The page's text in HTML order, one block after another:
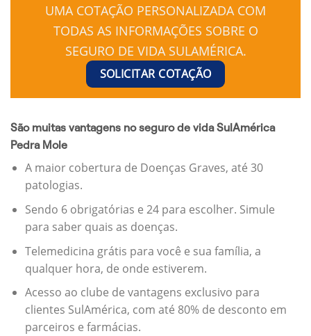
UMA COTAÇÃO PERSONALIZADA COM
TODAS AS INFORMAÇÕES SOBRE O
SEGURO DE VIDA SULAMÉRICA.
SOLICITAR COTAÇÃO
São muitas vantagens no seguro de vida SulAmérica
Pedra Mole
A maior cobertura de Doenças Graves, até 30
patologias.
Sendo 6 obrigatórias e 24 para escolher. Simule
para saber quais as doenças.
Telemedicina grátis para você e sua família, a
qualquer hora, de onde estiverem.
Acesso ao clube de vantagens exclusivo para
clientes SulAmérica, com até 80% de desconto em
parceiros e farmácias.